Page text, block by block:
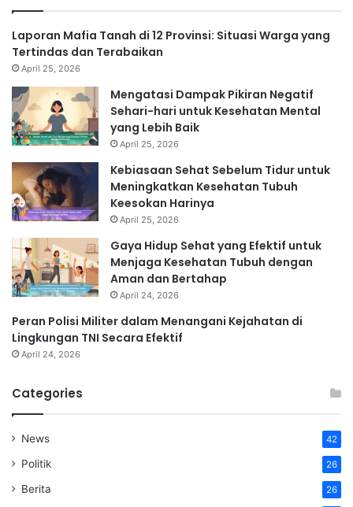
Laporan Mafia Tanah di 12 Provinsi: Situasi Warga yang
Tertindas dan Terabaikan
April 25, 2026
Mengatasi Dampak Pikiran Negatif
Sehari-hari untuk Kesehatan Mental
yang Lebih Baik
April 25, 2026
Kebiasaan Sehat Sebelum Tidur untuk
Meningkatkan Kesehatan Tubuh
Keesokan Harinya
April 25, 2026
Gaya Hidup Sehat yang Efektif untuk
Menjaga Kesehatan Tubuh dengan
Aman dan Bertahap
April 24, 2026
Peran Polisi Militer dalam Menangani Kejahatan di
Lingkungan TNI Secara Efektif
April 24, 2026
Categories
News 42
Politik 26
Berita 26